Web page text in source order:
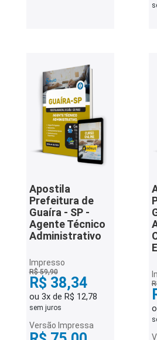
Apostila
Prefeitura de
Guaíra - SP -
Agente Técnico
Administrativo
Impresso
R$ 59,90
R$ 38,34
ou 3x de R$ 12,78
sem juros
Versão Impressa